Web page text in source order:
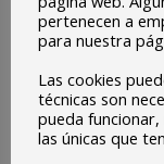
pertenecen a
para nuestra
Las cookies
técnicas son
pueda
las únicas que